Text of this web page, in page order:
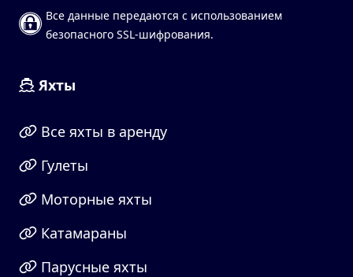
Все данные передаются с использованием
безопасного SSL-шифрования.
Яхты
Все яхты в аренду
Гулеты
Моторные яхты
Катамараны
Парусные яхты